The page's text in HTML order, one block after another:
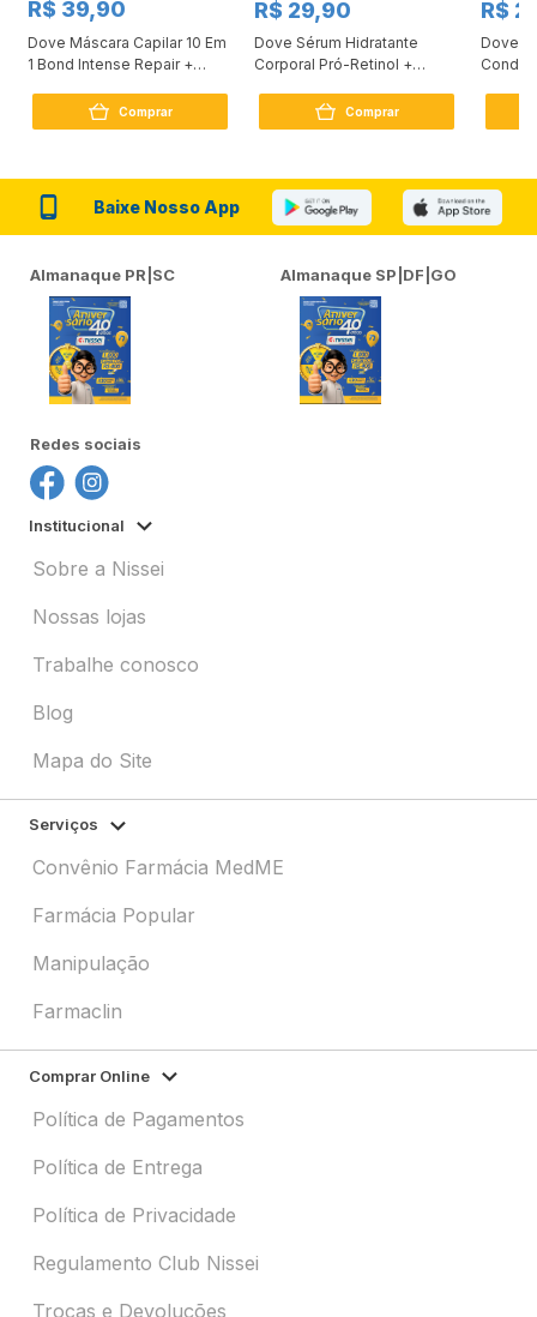
R$ 39,90
Dove Máscara Capilar 10 Em
1 Bond Intense Repair +
Comprar
R$ 29,90
Dove Sérum Hidratante
Corporal Pró-Retinol +
Comprar
R$
Dove
Baixe Nosso App
Almanaque PR|SC Almanaque SP|DF|GO
Redes sociais
Institucional
Sobre a Nissei
Nossas lojas
Trabalhe conosco
Blog
Mapa do Site
Serviços
Convênio Farmácia MedME
Farmácia Popular
Manipulação
Farmaclin
Comprar Online
Política de Pagamentos
Política de Entrega
Política de Privacidade
Regulamento Club Nissei
Trocas e Devoluções